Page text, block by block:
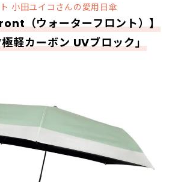
小田ユイコさんの愛用日傘
（ウォーターフロント）】
軽カーボン UVブロック」